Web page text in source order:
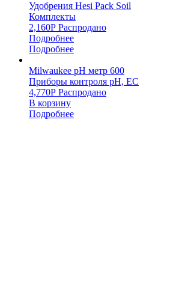
Удобрения Hesi Pack Soil
Комплекты
2,160Р Распродано
Подробнее
Подробнее
Milwaukee pH метр 600
Приборы контроля pH, EC
4,770Р Распродано
В корзину
Подробнее